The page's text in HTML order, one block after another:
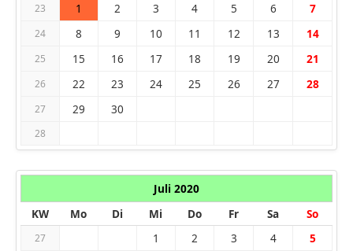
23 1 2 3 4 5 6 7
24 8 9 10 11 12 13 14
25 15 16 17 18 19 20 21
26 22 23 24 25 26 27 28
27 29 30
28
Juli 2020
KW
Mo Di Mi Do Fr Sa So
27 1 2 3 4 5